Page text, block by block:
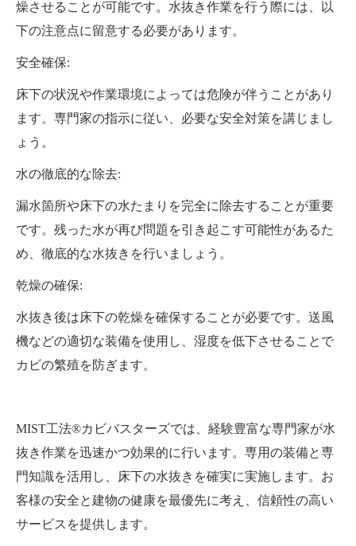
燥させることが可能です。水抜き作業を行う際には、以
下の注意点に留意する必要があります。
安全確保:
床下の状況や作業環境によっては危険が伴うことがあり
ます。専門家の指示に従い、必要な安全対策を講じまし
ょう。
水の徹底的な除去:
漏水箇所や床下の水たまりを完全に除去することが重要
です。残った水が再び問題を引き起こす可能性があるた
め、徹底的な水抜きを行いましょう。
乾燥の確保:
水抜き後は床下の乾燥を確保することが必要です。送風
機などの適切な装備を使用し、湿度を低下させることで
カビの繁殖を防ぎます。
MIST工法®カビバスターズでは、経験豊富な専門家が水
抜き作業を迅速かつ効果的に行います。専用の装備と専
門知識を活用し、床下の水抜きを確実に実施します。お
客様の安全と建物の健康を最優先に考え、信頼性の高い
サービスを提供します。